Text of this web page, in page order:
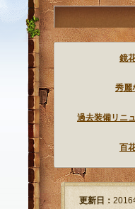
アイテムショップで販売さ
鏡
秀麗
過去装備リニ
百
更新日：2016